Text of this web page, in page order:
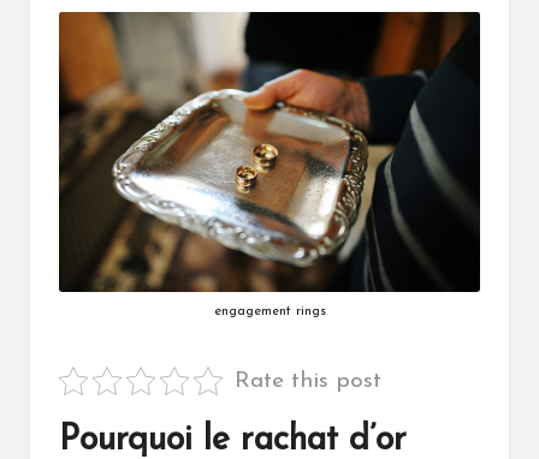
engagement rings
Rate this post
Pourquoi le rachat d’or